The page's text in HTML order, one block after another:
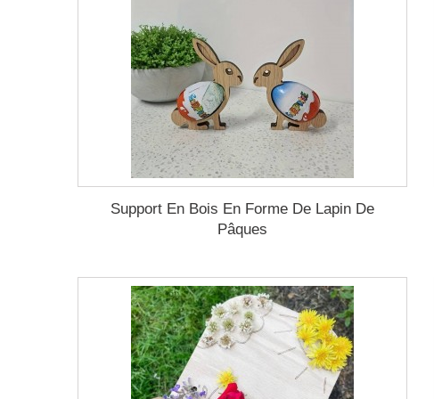
Support En Bois En Forme De Lapin De
Pâques